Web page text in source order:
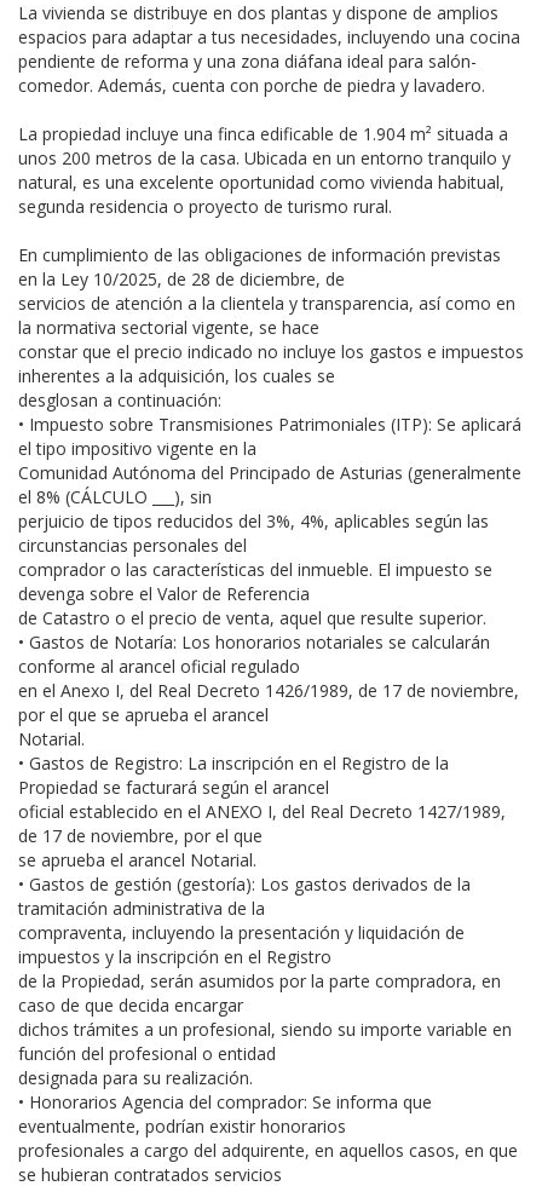
La vivienda se distribuye en dos plantas y dispone de amplios
espacios para adaptar a tus necesidades, incluyendo una cocina
pendiente de reforma y una zona diáfana ideal para salón-
comedor. Además, cuenta con porche de piedra y lavadero.
La propiedad incluye una finca edificable de 1.904 m² situada a
unos 200 metros de la casa. Ubicada en un entorno tranquilo y
natural, es una excelente oportunidad como vivienda habitual,
segunda residencia o proyecto de turismo rural.
En cumplimiento de las obligaciones de información previstas
en la Ley 10/2025, de 28 de diciembre, de
servicios de atención a la clientela y transparencia, así como en
la normativa sectorial vigente, se hace
constar que el precio indicado no incluye los gastos e impuestos
inherentes a la adquisición, los cuales se
desglosan a continuación:
• Impuesto sobre Transmisiones Patrimoniales (ITP): Se aplicará
el tipo impositivo vigente en la
Comunidad Autónoma del Principado de Asturias (generalmente
el 8% (CÁLCULO ___), sin
perjuicio de tipos reducidos del 3%, 4%, aplicables según las
circunstancias personales del
comprador o las características del inmueble. El impuesto se
devenga sobre el Valor de Referencia
de Catastro o el precio de venta, aquel que resulte superior.
• Gastos de Notaría: Los honorarios notariales se calcularán
conforme al arancel oficial regulado
en el Anexo I, del Real Decreto 1426/1989, de 17 de noviembre,
por el que se aprueba el arancel
Notarial.
• Gastos de Registro: La inscripción en el Registro de la
Propiedad se facturará según el arancel
oficial establecido en el ANEXO I, del Real Decreto 1427/1989,
de 17 de noviembre, por el que
se aprueba el arancel Notarial.
• Gastos de gestión (gestoría): Los gastos derivados de la
tramitación administrativa de la
compraventa, incluyendo la presentación y liquidación de
impuestos y la inscripción en el Registro
de la Propiedad, serán asumidos por la parte compradora, en
caso de que decida encargar
dichos trámites a un profesional, siendo su importe variable en
función del profesional o entidad
designada para su realización.
• Honorarios Agencia del comprador: Se informa que
eventualmente, podrían existir honorarios
profesionales a cargo del adquirente, en aquellos casos, en que
se hubieran contratados servicios